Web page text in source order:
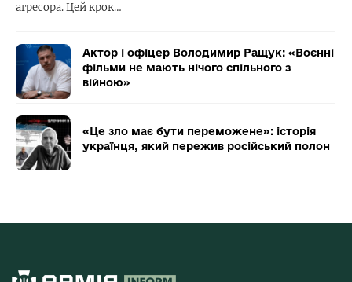
агресора. Цей крок…
Актор і офіцер Володимир Ращук: «Воєнні
фільми не мають нічого спільного з
війною»
«Це зло має бути переможене»: історія
українця, який пережив російський полон